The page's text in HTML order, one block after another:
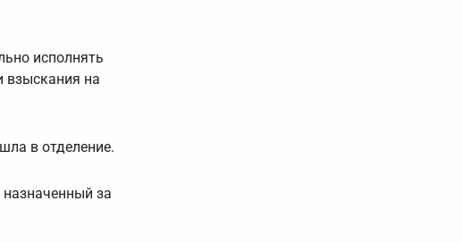
исполнять
взыскания на
в отделение.
за